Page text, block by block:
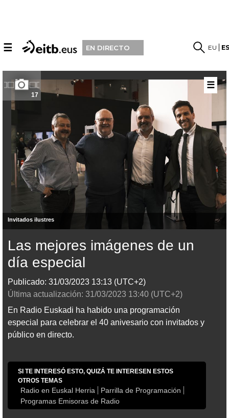
☰ EN DIRECTO EU
17
Invitados ilustres
Las mejores imágenes de un
día especial
Publicado: 31/03/2023 13:13 (UTC+2)
Última actualización: 31/03/2023 13:40 (UTC+2)
En Radio Euskadi ha habido una programación
especial para celebrar el 40 anivesario con invitados y
público en directo.
SI TE INTERESÓ ESTO, QUIZÁ TE INTERESEN ESTOS
OTROS TEMAS
Radio en Euskal Herria
Parrilla de Programación
Programas Emisoras de Radio
☰